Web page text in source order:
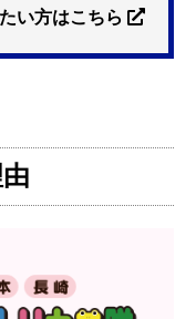
2口のものへ変
高になるとのこ
なり安い価格で
い方はこちら